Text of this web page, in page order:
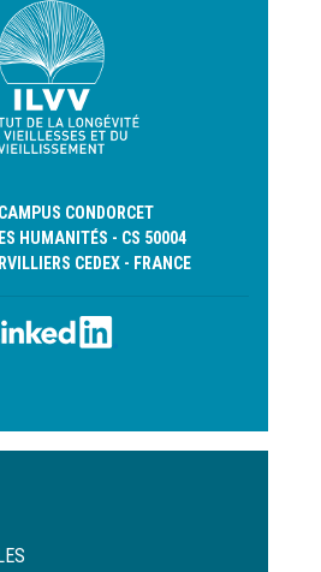
CONDORCET
HUMANITÉS - CS 50004
CEDEX - FRANCE